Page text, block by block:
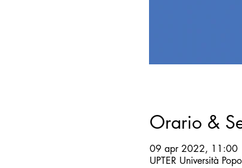
Orario &
09 apr 2022, 11:00
UPTER Università